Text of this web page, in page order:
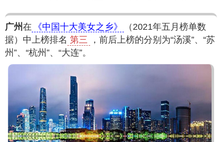
广州在 《中国十大美女之乡》
（2021年五月榜单数
据）中上榜排名 第三
，前后上榜的分别为“汤溪”、“苏
州”、“杭州”、“大连”。